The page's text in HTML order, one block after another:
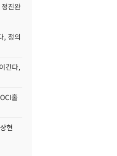
진완
, 정의
긴다,
홀
현